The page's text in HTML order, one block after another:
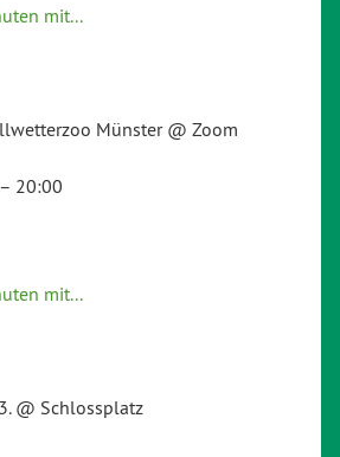
mit...
Münster @ Zoom
20:00
mit...
@ Schlossplatz